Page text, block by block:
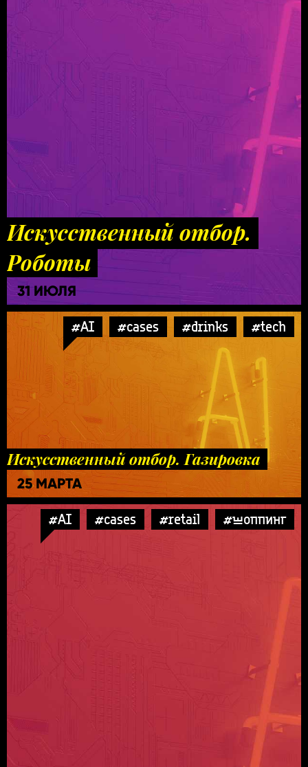
Искусственный отбор.
Роботы
31 ИЮЛЯ
#AI #cases #drinks #tech
Искусственный отбор. Газировка
25 МАРТА
#AI #cases #retail #шоппинг